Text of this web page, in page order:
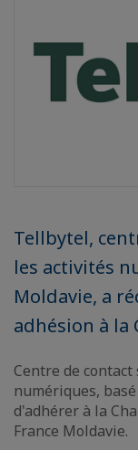
Tellbytel,
les activités
Moldavie, a
adhésion à la
Centre de
numériques,
d'adhérer à la
France Moldavie.